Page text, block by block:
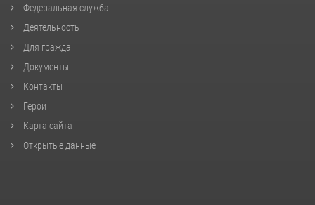
Федеральная служба
Деятельность
Для граждан
Документы
Контакты
Герои
Карта сайта
Открытые данные